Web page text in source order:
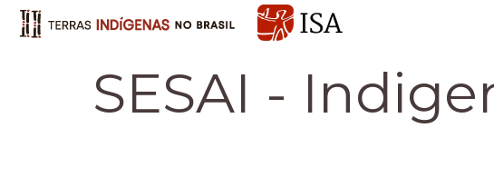
SESAI -